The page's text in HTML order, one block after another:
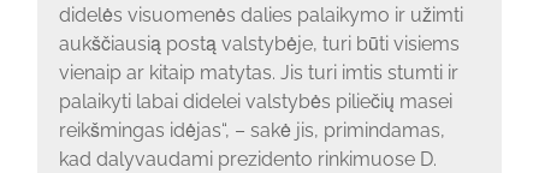
didelės visuomenės dalies palaikymo ir užimti
aukščiausią postą valstybėje, turi būti visiems
vienaip ar kitaip matytas. Jis turi imtis stumti ir
palaikyti labai didelei valstybės piliečių masei
reikšmingas idėjas“, – sakė jis, primindamas,
kad dalyvaudami prezidento rinkimuose D.